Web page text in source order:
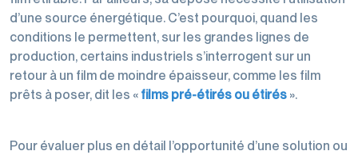
d’une source énergétique. C’est pourquoi, quand les
conditions le permettent, sur les grandes lignes de
production, certains industriels s’interrogent sur un
retour à un film de moindre épaisseur, comme les film
prêts à poser, dit les « films pré-étirés ou étirés ».
Pour évaluer plus en détail l’opportunité d’une solution ou